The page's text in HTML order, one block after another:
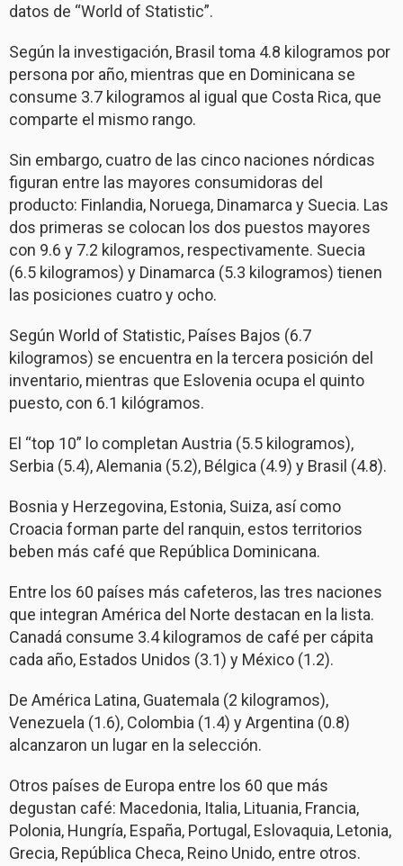
datos de “World of Statistic”.
Según la investigación, Brasil toma 4.8 kilogramos por
persona por año, mientras que en Dominicana se
consume 3.7 kilogramos al igual que Costa Rica, que
comparte el mismo rango.
Sin embargo, cuatro de las cinco naciones nórdicas
figuran entre las mayores consumidoras del
producto: Finlandia, Noruega, Dinamarca y Suecia. Las
dos primeras se colocan los dos puestos mayores
con 9.6 y 7.2 kilogramos, respectivamente. Suecia
(6.5 kilogramos) y Dinamarca (5.3 kilogramos) tienen
las posiciones cuatro y ocho.
Según World of Statistic, Países Bajos (6.7
kilogramos) se encuentra en la tercera posición del
inventario, mientras que Eslovenia ocupa el quinto
puesto, con 6.1 kilógramos.
El “top 10” lo completan Austria (5.5 kilogramos),
Serbia (5.4), Alemania (5.2), Bélgica (4.9) y Brasil (4.8).
Bosnia y Herzegovina, Estonia, Suiza, así como
Croacia forman parte del ranquin, estos territorios
beben más café que República Dominicana.
Entre los 60 países más cafeteros, las tres naciones
que integran América del Norte destacan en la lista.
Canadá consume 3.4 kilogramos de café per cápita
cada año, Estados Unidos (3.1) y México (1.2).
De América Latina, Guatemala (2 kilogramos),
Venezuela (1.6), Colombia (1.4) y Argentina (0.8)
alcanzaron un lugar en la selección.
Otros países de Europa entre los 60 que más
degustan café: Macedonia, Italia, Lituania, Francia,
Polonia, Hungría, España, Portugal, Eslovaquia, Letonia,
Grecia, República Checa, Reino Unido, entre otros.